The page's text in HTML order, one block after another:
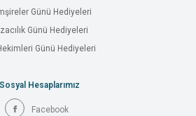
Günü Hediyeleri
Günü Hediyeleri
Günü Hediyeleri
Sosyal Hesaplarımız
Facebook